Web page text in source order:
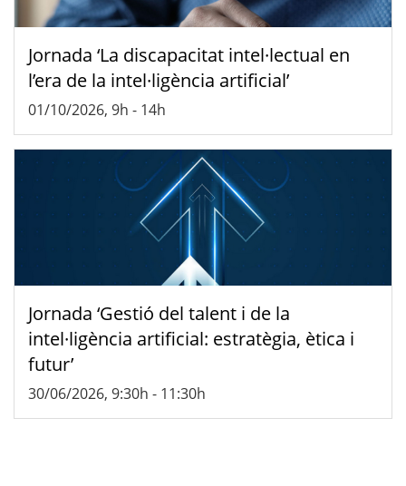
Jornada ‘La discapacitat intel·lectual en
l’era de la intel·ligència artificial’
01/10/2026, 9h - 14h
Jornada ‘Gestió del talent i de la
intel·ligència artificial: estratègia, ètica i
futur’
30/06/2026, 9:30h - 11:30h